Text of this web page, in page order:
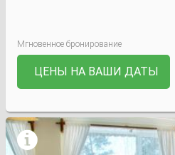
Мгновенное бронирование
ЦЕНЫ НА ВАШИ ДАТЫ
